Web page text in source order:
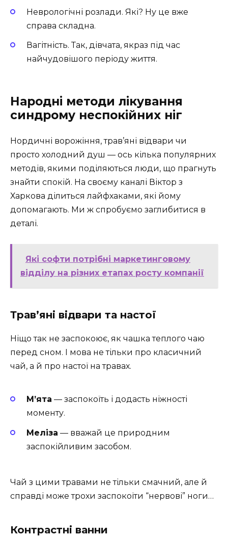
Неврологічні розлади. Які? Ну це вже
справа складна.
Вагітність. Так, дівчата, якраз під час
найчудовішого періоду життя.
Народні методи лікування
синдрому неспокійних ніг
Нордичні ворожіння, трав’яні відвари чи
просто холодний душ — ось кілька популярних
методів, якими поділяються люди, що прагнуть
знайти спокій. На своєму каналі Віктор з
Харкова ділиться лайфхаками, які йому
допомагають. Ми ж спробуємо заглибитися в
деталі.
Які софти потрібні маркетинговому
відділу на різних етапах росту компанії
Трав’яні відвари та настої
Ніщо так не заспокоює, як чашка теплого чаю
перед сном. І мова не тільки про класичний
чай, а й про настої на травах.
М’ята — заспокоїть і додасть ніжності
моменту.
Меліза — вважай це природним
заспокійливим засобом.
Чай з цими травами не тільки смачний, але й
справді може трохи заспокоїти “нервові” ноги…
Контрастні ванни